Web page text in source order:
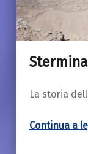
La storia
Continua a